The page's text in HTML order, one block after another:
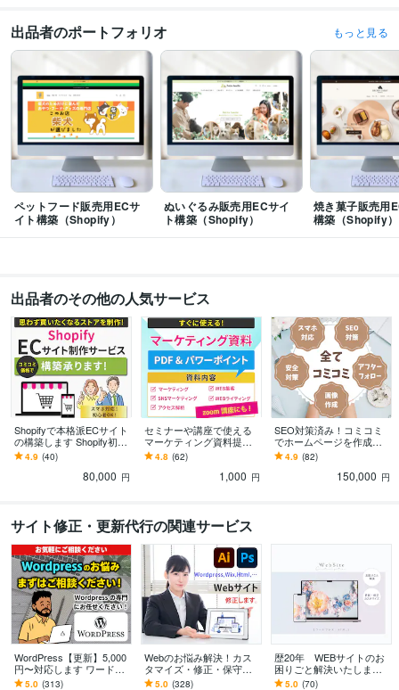
受賞歴
ココナラ プラチナランク認定
資格・検定
ネットマーケティング検定 取得年 : 2019年
上級心理カウンセラー 取得年 : 2019年
色彩検定2級 取得年 : 2005年
プログラミング言語・フレームワーク
CSS:5年HTML:5年
ビジネス・クリエイティブツール
Adobe Illustrator:5年Adobe Photoshop:5年WordPress:8年Canva:6年
得意分野
Web制作・HP作成・EC構築 Webサイト制作
経営 ビジネス サロン 企業 オリジナルデザイン 女性向け
個人事業主
習い事
ホームページ ワードプレス
出品者のポートフォリオ もっと見る
ペットフード販売用ECサ
イト構築（Shopify）
ぬいぐるみ販売用ECサイ
ト構築（Shopify）
焼き菓子販売用
構築（Shopify）
出品者のその他の人気サービス
Shopifyで本格派ECサイト
の構築します Shopify初心
者歓迎！高品質なネット
ショップを提供します
4.9 (40)
80,000 円
セミナーや講座で使える
マーケティング資料提供
します zoom講座などでも
使えるオリジナルスライ
ド資料をご提供！
4.8 (62)
1,000 円
SEO対策済み！コミコミ
でホームページを作成し
ます お値打ち！ワードプ
レスHP【SEO対策・スマ
ホ対応・高品質】
4.9 (82)
150,000 円
サイト修正・更新代行の関連サービス
WordPress【更新】5,000
円〜対応します ワードプ
レスの更新・修正・不具
5.0 (313)
Webのお悩み解決！カス
タマイズ・修正・保守し
ます WP、Wix、どんなサ
5.0 (328)
歴20年 WEBサイトのお
困りごと解決いたします
ワードプレス・html等各種
5.0 (70)